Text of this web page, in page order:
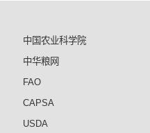
中国农业科学院
中华粮网
FAO
CAPSA
USDA